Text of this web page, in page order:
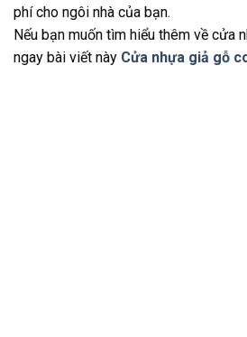
phí cho ngôi nhà của bạn.
Nếu bạn muốn tìm hiểu thêm về cửa
ngay bài viết này Cửa nhựa giả gỗ